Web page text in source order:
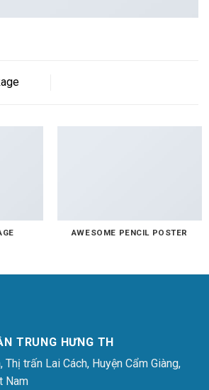
AWESOME PENCIL POSTER
TRUNG HƯNG TH
Thị trấn Lai Cách, Huyện Cẩm Giàng,
Nam